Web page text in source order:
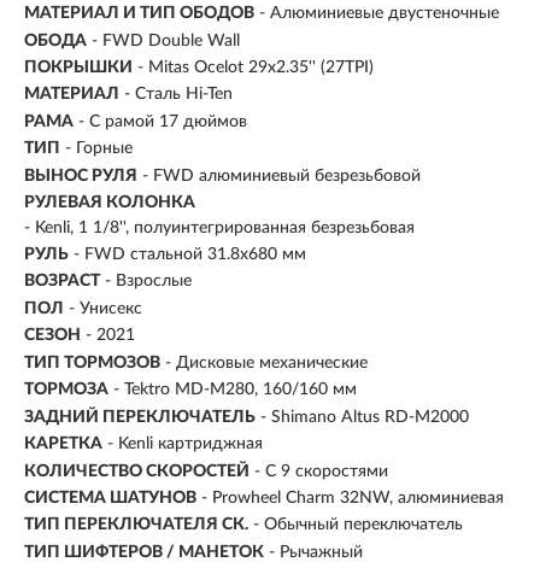
МАТЕРИАЛ И ТИП ОБОДОВ - Алюминиевые двустеночные
ОБОДА - FWD Double Wall
ПОКРЫШКИ - Mitas Ocelot 29x2.35'' (27TPI)
МАТЕРИАЛ - Сталь Hi-Ten
РАМА - С рамой 17 дюймов
ТИП -
Горные
ВЫНОС РУЛЯ - FWD алюминиевый безрезьбовой
РУЛЕВАЯ КОЛОНКА
- Kenli, 1 1/8'', полуинтегрированная безрезьбовая
РУЛЬ - FWD стальной 31.8х680 мм
ВОЗРАСТ - Взрослые
ПОЛ - Унисекс
СЕЗОН - 2021
ТИП ТОРМОЗОВ - Дисковые механические
ТОРМОЗА - Tektro MD-M280, 160/160 мм
ЗАДНИЙ ПЕРЕКЛЮЧАТЕЛЬ - Shimano Altus RD-M2000
КАРЕТКА - Kenli картриджная
КОЛИЧЕСТВО СКОРОСТЕЙ - С 9 скоростями
СИСТЕМА ШАТУНОВ - Prowheel Charm 32NW, алюминиевая
ТИП ПЕРЕКЛЮЧАТЕЛЯ СК. - Обычный переключатель
ТИП ШИФТЕРОВ / МАНЕТОК - Рычажный